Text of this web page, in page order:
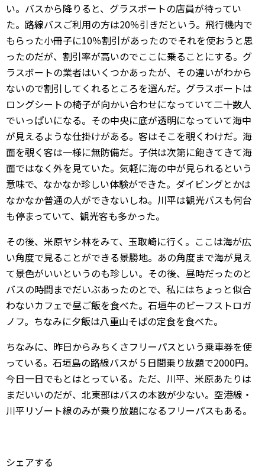
い。バスから降りると、グラスボートの店員が待ってい
た。路線バスご利用の方は20％引きだという。飛行機内で
もらった小冊子に10％割引があったのでそれを使おうと思
ったのだが、割引率が高いのでここに乗ることにする。グ
ラスボートの業者はいくつかあったが、その違いがわから
ないので割引してくれるところを選んだ。グラスボートは
ロングシートの椅子が向かい合わせになっていて二十数人
でいっぱいになる。その中央に底が透明になっていて海中
が見えるような仕掛けがある。客はそこを覗くわけだ。海
面を覗く客は一様に無防備だ。子供は次第に飽きてきて海
面ではなく外を見ていた。気軽に海の中が見られるという
意味で、なかなか珍しい体験ができた。ダイビングとかは
なかなか普通の人ができないしね。川平は観光バスも何台
も停まっていて、観光客も多かった。
その後、米原ヤシ林をみて、玉取崎に行く。ここは海が広
い角度で見ることができる景勝地。あの角度まで海が見え
て景色がいいというのも珍しい。その後、昼時だったのと
バスの時間までだいぶあったのとで、私にはちょっと似合
わないカフェで昼ご飯を食べた。石垣牛のビーフストロガ
ノフ。ちなみに夕飯は八重山そばの定食を食べた。
ちなみに、昨日からみちくさフリーパスという乗車券を使
っている。石垣島の路線バスが５日間乗り放題で2000円。
今日一日でもとはとっている。ただ、川平、米原あたりは
まだいいのだが、北東部はバスの本数が少ない。空港線・
川平リゾート線のみが乗り放題になるフリーパスもある。
シェアする